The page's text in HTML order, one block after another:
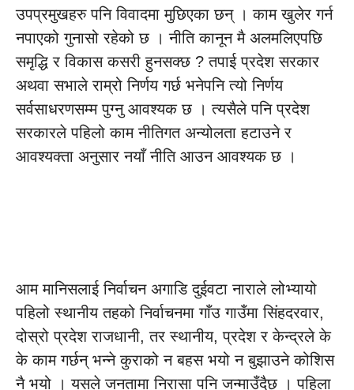
उपप्रमुखहरु पनि विवादमा मुछिएका छन् । काम खुलेर गर्न
नपाएको गुनासो रहेको छ । नीति कानून मै अलमलिएपछि
समृद्धि र विकास कसरी हुनसक्छ ? तपाई प्रदेश सरकार
अथवा सभाले राम्रो निर्णय गर्छ भनेपनि त्यो निर्णय
सर्वसाधरणसम्म पुग्नु आवश्यक छ । त्यसैले पनि प्रदेश
सरकारले पहिलो काम नीतिगत अन्योलता हटाउने र
आवश्यक्ता अनुसार नयाँ नीति आउन आवश्यक छ ।
आम मानिसलाई निर्वाचन अगाडि दुईवटा नाराले लोभ्यायो
पहिलो स्थानीय तहको निर्वाचनमा गाँउ गाउँमा सिंहदरवार,
दोस्रो प्रदेश राजधानी, तर स्थानीय, प्रदेश र केन्द्रले के
के काम गर्छन् भन्ने कुराको न बहस भयो न बुझाउने कोशिस
नै भयो । यसले जनतामा निरासा पनि जन्माउँदैछ । पहिला